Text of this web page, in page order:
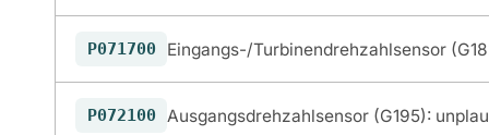
P071700 Eingangs-/Turbinendrehzahlsensor
P072100 Ausgangsdrehzahlsensor (G195):